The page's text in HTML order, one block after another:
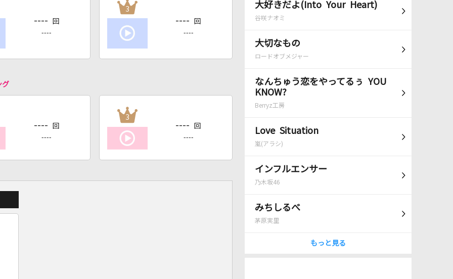
大好きだよ(Into Your Heart)
谷咲ナオミ
大切なもの
ロードオブメジャー
なんちゅう恋をやってるぅ YOU
KNOW?
Berryz工房
Love Situation
嵐(アラシ)
インフルエンサー
乃木坂46
みちしるべ
茅原実里
もっと見る
---- 回
----
3
---- 回
----
グ
---- 回
----
3
---- 回
----